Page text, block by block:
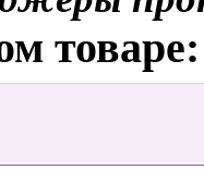
товаре: